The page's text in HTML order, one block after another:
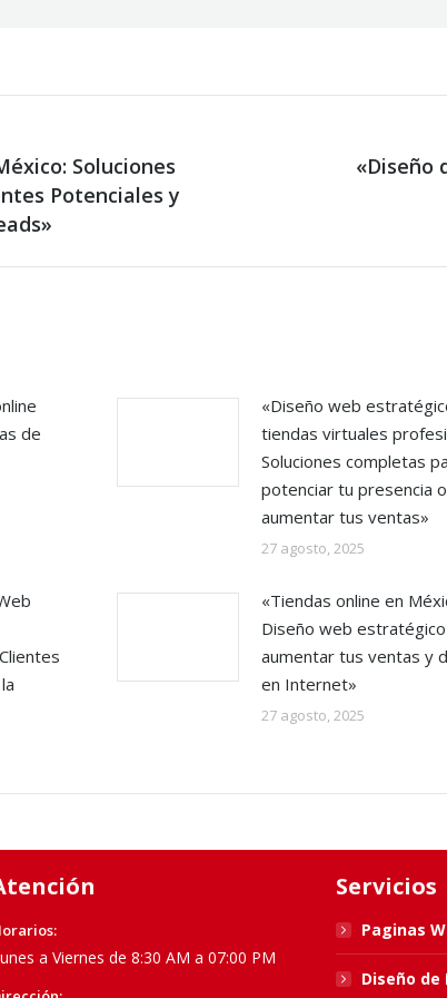
Soluciones
Potenciales y
«Diseño
de
«Diseño web
tiendas virtuales
Soluciones completas
potenciar tu presencia
aumentar tus ventas»
27 agosto, 2025
«Tiendas online en
Diseño web
aumentar tus ventas y
en Internet»
27 agosto, 2025
a Viernes de 8:30 AM a 07:00 PM
Servicios
Paginas
Diseño de